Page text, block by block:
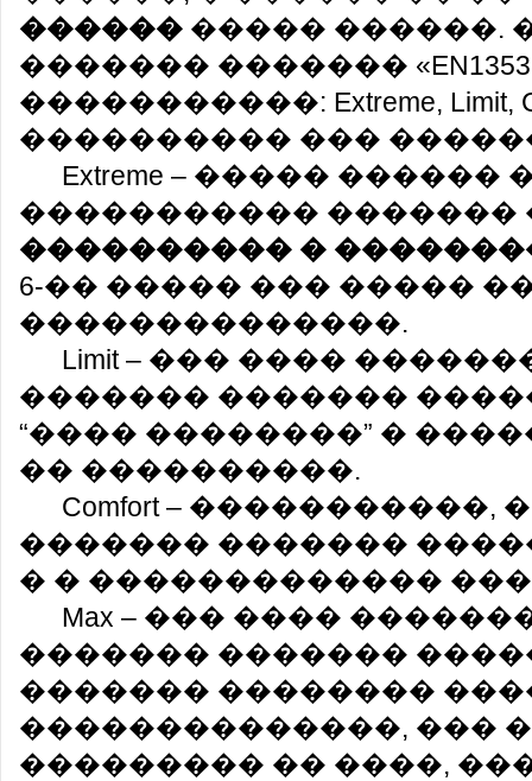
������ ����� ������.
������� �������
�����������: Extreme, Limit,
���������� ���
Extreme – �����
����������� �������
���������� �
6-�� ����� ��� �����
��������������.
Limit – ��� ����
������� �������
“���� ��������” �
�� ����������.
Comfort –
������� �������
� � �������������
Max – ��� ����
������� �������
������� ��������
��������������, ���
��������� �� ����,